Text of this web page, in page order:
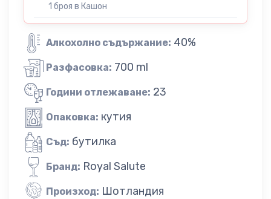
1 броя в Кашон
Алкохолно съдържание: 40%
Разфасовка: 700 ml
Години отлежаване: 23
Опаковка: кутия
Съд: бутилка
Бранд: Royal Salute
Произход: Шотландия